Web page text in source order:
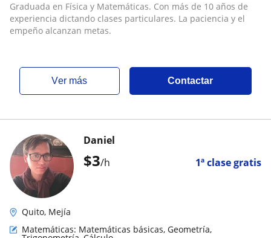
Graduada en Física y Matemáticas. Con más de 10 años de
experiencia dictando clases particulares. La paciencia y el
empeño alcanzan metas.
ver más Contactar
$3/h 1ª clase gratis
Daniel
Quito, Mejía
Matemáticas: Matemáticas básicas, Geometría,